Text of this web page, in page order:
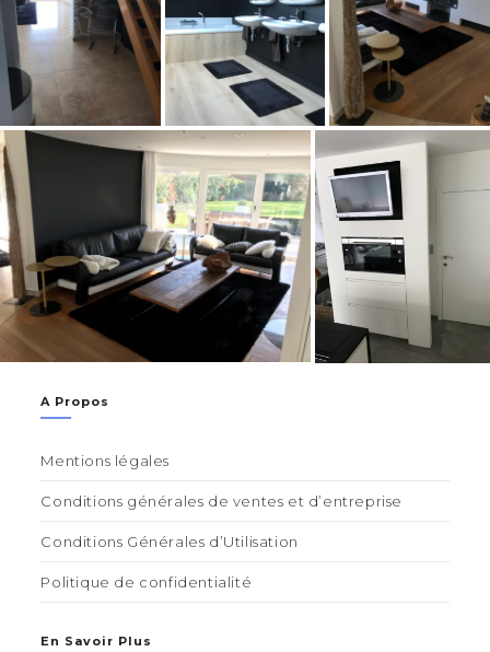
A Propos
Mentions légales
Conditions générales de ventes et d’entreprise
Conditions Générales d’Utilisation
Politique de confidentialité
En Savoir Plus